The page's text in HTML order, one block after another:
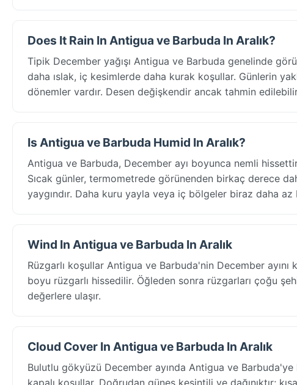
Does It Rain In Antigua ve Barbuda In Aralık?
Tipik December yağışı Antigua ve Barbuda genelinde
daha ıslak, iç kesimlerde daha kurak koşullar. Günlerin
dönemler vardır. Desen değişkendir ancak tahmin
Is Antigua ve Barbuda Humid In Aralık?
Antigua ve Barbuda, December ayı boyunca nemli
Sıcak günler, termometrede görünenden birkaç derece
yaygındır. Daha kuru yayla veya iç bölgeler biraz daha az
Wind In Antigua ve Barbuda In Aralık
Rüzgarlı koşullar Antigua ve Barbuda'nin December
boyu rüzgarlı hissedilir. Öğleden sonra rüzgarları çoğu
değerlere ulaşır.
Cloud Cover In Antigua ve Barbuda In Aralık
Bulutlu gökyüzü December ayında Antigua ve
kapalı koşullar. Doğrudan güneş kesintili ve dağınıktır;